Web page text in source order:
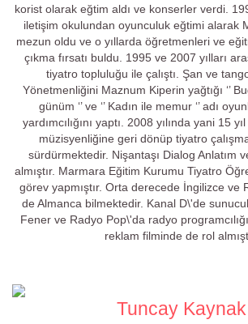
korist olarak eğtim aldı ve konserler verdi.
iletişim okulundan oyunculuk eğtimi alarak
mezun oldu ve o yıllarda öğretmenleri ve
çıkma fırsatı buldu. 1995 ve 2007 yılları
tiyatro topluluğu ile çalıştı. Şan ve
Yönetmenliğini Maznum Kiperin yağtığı ‘’
günüm ‘’ ve ‘’ Kadın ile memur ‘’ adı
yardımcılığını yaptı. 2008 yılında yani 15
müzisyenliğine geri dönüp tiyatro
sürdürmektedir. Nişantaşı Dialog Anlatım
almıştır. Marmara Eğitim Kurumu Tiyatro
görev yapmıştır. Orta derecede İngilizce ve
de Almanca bilmektedir. Kanal D\'de
Fener ve Radyo Pop\'da radyo
reklam filminde de rol
Tuncay Kaynak